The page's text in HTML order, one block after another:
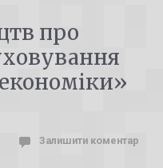
про
Залишити коментар